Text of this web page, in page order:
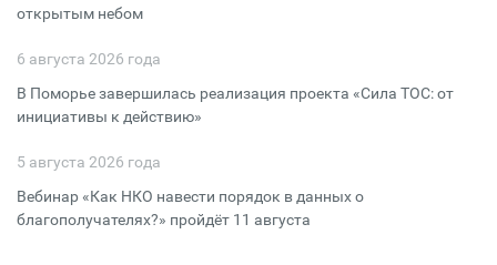
открытым небом
6 августа 2026 года
В Поморье завершилась реализация проекта «Сила ТОС: от
инициативы к действию»
5 августа 2026 года
Вебинар «Как НКО навести порядок в данных о
благополучателях?» пройдёт 11 августа